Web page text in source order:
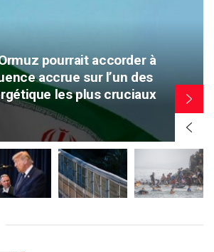
tensions se propagent et
le Moyen-Orient